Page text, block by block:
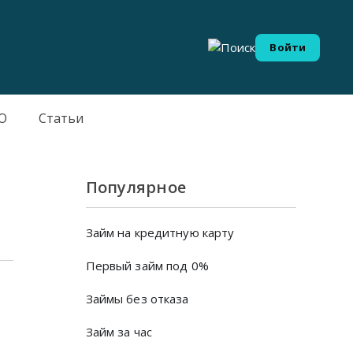
Войти
Статьи
Популярное
Займ на кредитную карту
Первый займ под 0%
Займы без отказа
Займ за час